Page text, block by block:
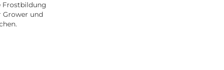
Frostbildung
Grower und